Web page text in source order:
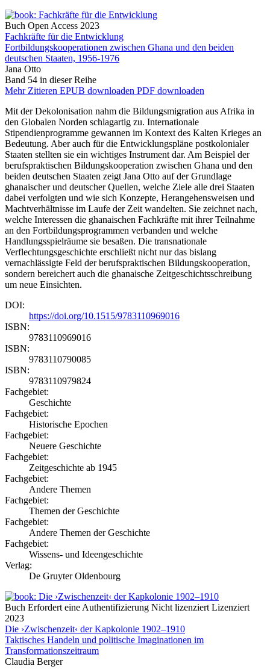
Buch Open Access 2023
Fachkräfte für die Entwicklung
Fortbildungskooperationen zwischen Ghana und den beiden
deutschen Staaten, 1956-1976
Jana Otto
Band 54 in dieser Reihe
Mehr Zitieren EPUB downloaden PDF downloaden
Mit der Dekolonisation nahm die Bildungsmigration aus Afrika in
den Globalen Norden schlagartig zu. Internationale
Stipendienprogramme gewannen im Kontext des Kalten Krieges an
Bedeutung. Aber auch für die Entwicklungspläne postkolonialer
Staaten stellten sie ein wichtiges Instrument dar. Am Beispiel der
berufspraktischen Bildungskooperation zwischen Ghana und den
beiden deutschen Staaten zeigt Jana Otto auf der Grundlage
ghanaischer und deutscher Quellen, welche Ziele alle drei Staaten
dabei verfolgten und wie sich Konzepte, Herangehensweisen und
Machtverhältnisse im Laufe der Zeit wandelten. Sie zeichnet nach,
welche Interessen die ghanaischen Fachkräfte mit ihrer Teilnahme
an den Fortbildungsprogrammen verbanden und welche
Handlungsspielräume sie besaßen. Die transnationale
Verflechtungsgeschichte erschließt nicht nur das bislang
vernachlässigte Feld der berufspraktischen Bildungskooperation,
sondern bereichert auch die ghanaische Zeitgeschichtsschreibung
um neue Einsichten.
DOI:
https://doi.org/10.1515/9783110969016
ISBN:
9783110969016
ISBN:
9783110790085
ISBN:
9783110979824
Fachgebiet:
Geschichte
Fachgebiet:
Historische Epochen
Fachgebiet:
Neuere Geschichte
Fachgebiet:
Zeitgeschichte ab 1945
Fachgebiet:
Andere Themen
Fachgebiet:
Themen der Geschichte
Fachgebiet:
Andere Themen der Geschichte
Fachgebiet:
Wissens- und Ideengeschichte
Verlag:
De Gruyter Oldenbourg
Buch Erfordert eine Authentifizierung Nicht lizenziert Lizenziert
2023
Die ›Zwischenzeit‹ der Kapkolonie 1902–1910
Taktisches Handeln und politische Imaginationen im
Transformationszeitraum
Claudia Berger